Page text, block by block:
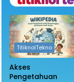
TitiknolTekno
Akses
Pengetahuan